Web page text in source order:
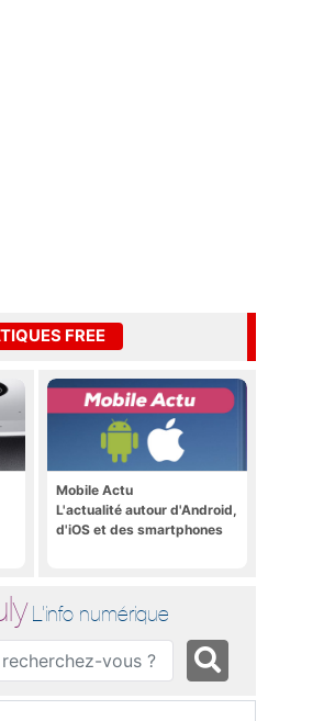
FREE
Mobile Actu
L'actualité autour d'Android,
d'iOS et des smartphones
L'info numérique